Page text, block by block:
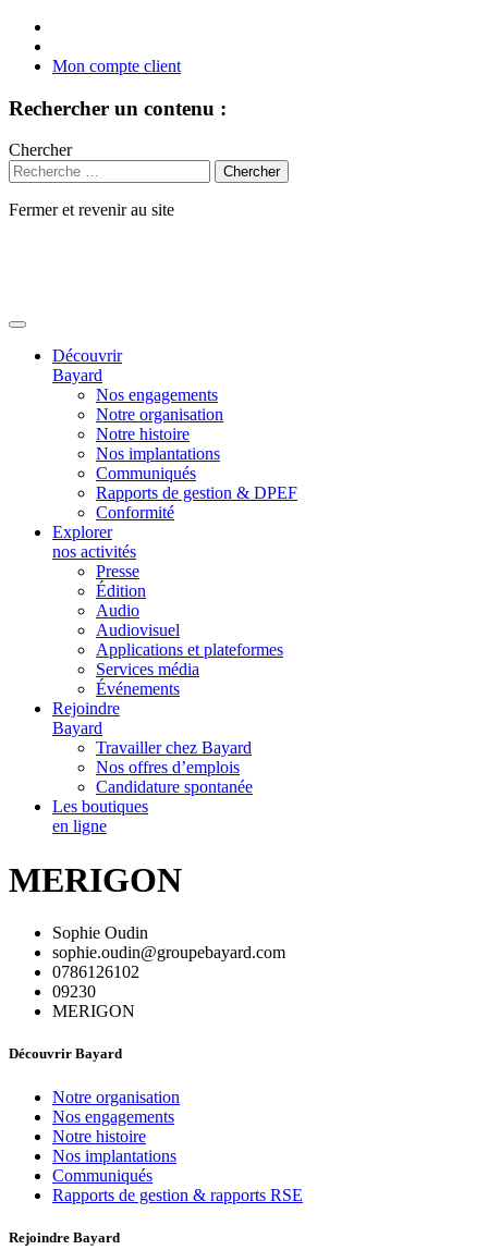
Mon compte client
Rechercher un contenu :
Chercher
Fermer et revenir au site
Découvrir
Bayard
Nos engagements
Notre organisation
Notre histoire
Nos implantations
Communiqués
Rapports de gestion & DPEF
Conformité
Explorer
nos activités
Presse
Édition
Audio
Audiovisuel
Applications et plateformes
Services média
Événements
Rejoindre
Bayard
Travailler chez Bayard
Nos offres d’emplois
Candidature spontanée
Les boutiques
en ligne
MERIGON
Sophie Oudin
sophie.oudin@groupebayard.com
0786126102
09230
MERIGON
Découvrir Bayard
Notre organisation
Nos engagements
Notre histoire
Nos implantations
Communiqués
Rapports de gestion & rapports RSE
Rejoindre Bayard